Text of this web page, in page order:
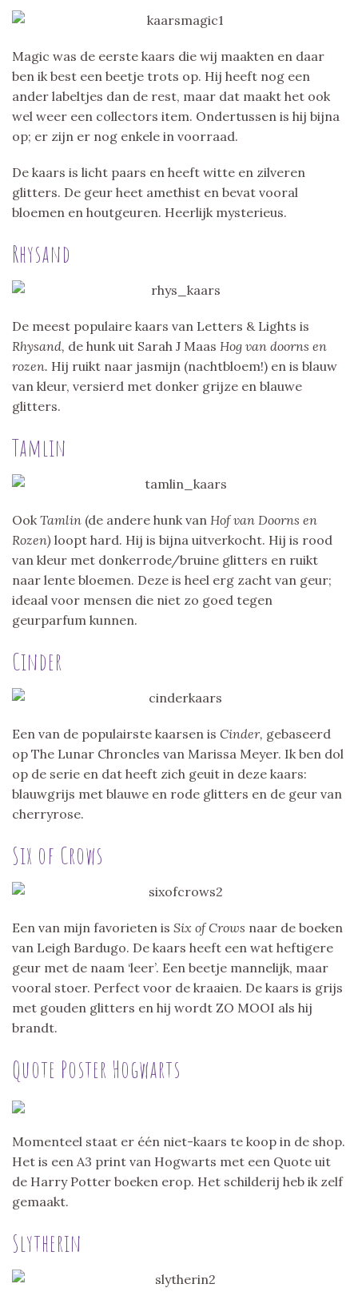
Magic was de eerste kaars die wij maakten en daar
ben ik best een beetje trots op. Hij heeft nog een
ander labeltjes dan de rest, maar dat maakt het ook
wel weer een collectors item. Ondertussen is hij bijna
op; er zijn er nog enkele in voorraad.
De kaars is licht paars en heeft witte en zilveren
glitters. De geur heet amethist en bevat vooral
bloemen en houtgeuren. Heerlijk mysterieus.
Rhysand
De meest populaire kaars van Letters & Lights is
Rhysand, de hunk uit Sarah J Maas Hog van doorns en
rozen. Hij ruikt naar jasmijn (nachtbloem!) en is blauw
van kleur, versierd met donker grijze en blauwe
glitters.
Tamlin
OokTamlin (de andere hunk van Hof van Doorns en
Rozen) loopt hard. Hij is bijna uitverkocht. Hij is rood
van kleur met donkerrode/bruine glitters en ruikt
naar lente bloemen. Deze is heel erg zacht van geur;
ideaal voor mensen die niet zo goed tegen
geurparfum kunnen.
Cinder
Een van de populairste kaarsen is Cinder, gebaseerd
op The Lunar Chroncles van Marissa Meyer. Ik ben dol
op de serie en dat heeft zich geuit in deze kaars:
blauwgrijs met blauwe en rode glitters en de geur van
cherryrose.
Six of Crows
Een van mijn favorieten is Six of Crows naar de boeken
van Leigh Bardugo. De kaars heeft een wat heftigere
geur met de naam ‘leer’. Een beetje mannelijk, maar
vooral stoer. Perfect voor de kraaien. De kaars is grijs
met gouden glitters en hij wordt ZO MOOI als hij
brandt.
Quote Poster Hogwarts
Momenteel staat er één niet-kaars te koop in de shop.
Het is een A3 print van Hogwarts met een Quote uit
de Harry Potter boeken erop. Het schilderij heb ik zelf
gemaakt.
Slytherin